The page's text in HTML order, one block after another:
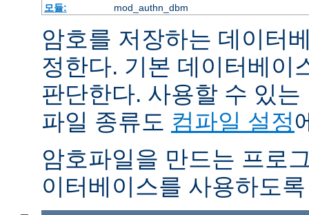
모듈:
mod_authn_dbm
암호를 저장하는 데이터
정한다. 기본 데이터베이
판단한다. 사용할 수 있
파일 종류도 컴파일 설정
암호파일을 만드는 프로
이터베이스를 사용하도